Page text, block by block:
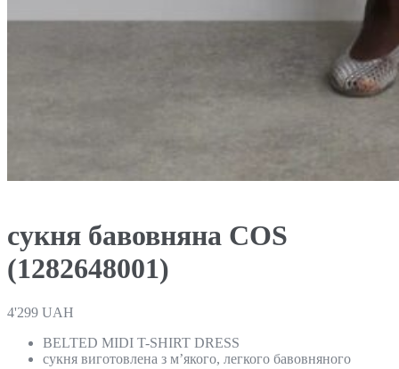
сукня бавовняна COS
(1282648001)
4'299 UAH
BELTED MIDI T-SHIRT DRESS
сукня виготовлена ​​з м’якого, легкого бавовняного